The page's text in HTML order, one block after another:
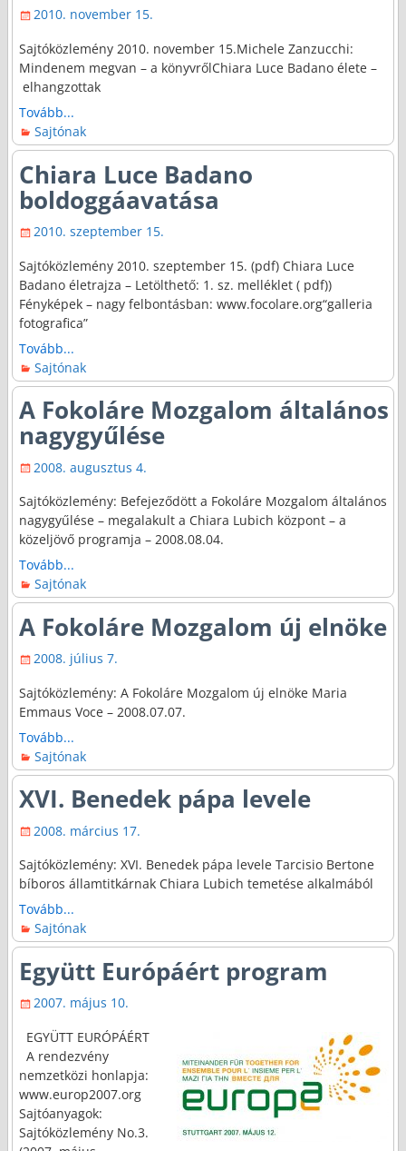
2010. november 15.
Sajtóközlemény 2010. november 15.Michele Zanzucchi:
Mindenem megvan – a könyvrőlChiara Luce Badano élete –
elhangzottak
Tovább...
Sajtónak
Chiara Luce Badano
boldoggáavatása
2010. szeptember 15.
Sajtóközlemény 2010. szeptember 15. (pdf) Chiara Luce
Badano életrajza – Letölthető: 1. sz. melléklet ( pdf))
Fényképek – nagy felbontásban: www.focolare.org“galleria
fotografica”
Tovább...
Sajtónak
A Fokoláre Mozgalom általános
nagygyűlése
2008. augusztus 4.
Sajtóközlemény: Befejeződött a Fokoláre Mozgalom általános
nagygyűlése – megalakult a Chiara Lubich központ – a
közeljövő programja – 2008.08.04.
Tovább...
Sajtónak
A Fokoláre Mozgalom új elnöke
2008. július 7.
Sajtóközlemény: A Fokoláre Mozgalom új elnöke Maria
Emmaus Voce – 2008.07.07.
Tovább...
Sajtónak
XVI. Benedek pápa levele
2008. március 17.
Sajtóközlemény: XVI. Benedek pápa levele Tarcisio Bertone
bíboros államtitkárnak Chiara Lubich temetése alkalmából
Tovább...
Sajtónak
Együtt Európáért program
2007. május 10.
EGYÜTT EURÓPÁÉRT
A rendezvény
nemzetközi honlapja:
www.europ2007.org
Sajtóanyagok:
Sajtóközlemény No.3.